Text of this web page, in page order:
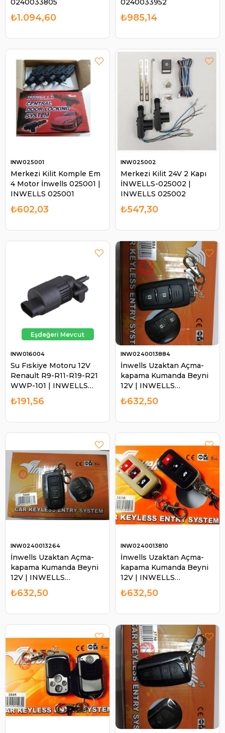
0240033805
₺1.094,60
0240033952
₺985,14
Merkezi Kilit Komple Em
4 Motor İnwells 025001 |
INWELLS 025001
INW025001
₺602,03
Merkezi Kilit 24V 2 Kapı
İNWELLS-025002 |
INWELLS 025002
INW025002
₺547,30
Su Fıskiye Motoru 12V
Renault R9-R11-R19-R21
WWP-101 | INWELLS
016004
INW016004
₺191,56
İnwells Uzaktan Açma-
kapama Kumanda Beyni
12V | INWELLS
0240013884
INW0240013884
₺632,50
İnwells Uzaktan Açma-
kapama Kumanda Beyni
12V | INWELLS
0240013264
INW0240013264
₺632,50
İnwells Uzaktan Açma-
kapama Kumanda Beyni
12V | INWELLS
0240013810
INW0240013810
₺632,50